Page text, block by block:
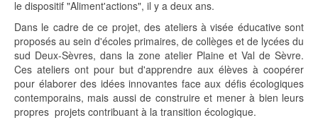
le dispositif "Aliment'actions", il y a deux ans.
Dans le cadre de ce projet, des ateliers à visée éducative sont
proposés au sein d'écoles primaires, de collèges et de lycées du
sud Deux-Sèvres, dans la zone atelier Plaine et Val de Sèvre.
Ces ateliers ont pour but d'apprendre aux élèves à coopérer
pour élaborer des idées innovantes face aux défis écologiques
contemporains, mais aussi de construire et mener à bien leurs
propres projets contribuant à la transition écologique.